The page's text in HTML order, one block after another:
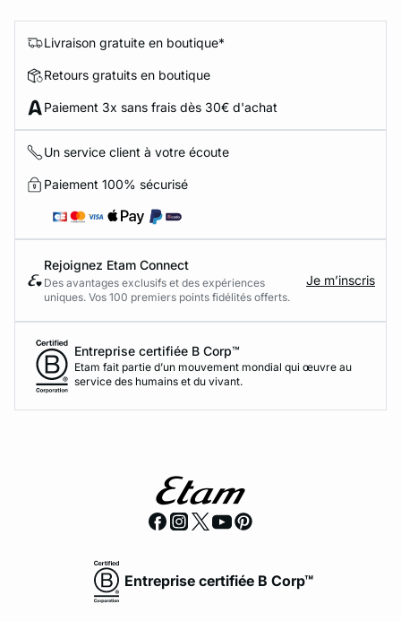
Livraison gratuite en boutique*
Retours gratuits en boutique
Paiement 3x sans frais dès 30€ d'achat
Un service client à votre écoute
Paiement 100% sécurisé
Rejoignez Etam Connect
Des avantages exclusifs et des expériences
uniques. Vos 100 premiers points fidélités offerts.
Je m’inscris
Entreprise certifiée B Corp™
Etam fait partie d’un mouvement mondial qui œuvre au
service des humains et du vivant.
Entreprise certifiée B Corp™